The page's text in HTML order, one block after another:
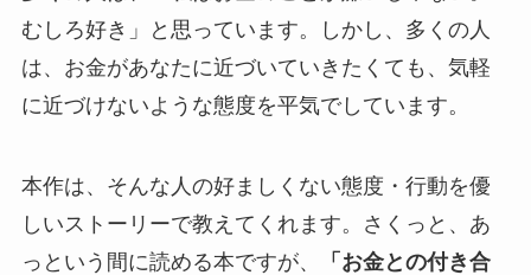
むしろ好き」と思っています。しかし、多くの人
は、お金があなたに近づいていきたくても、気軽
に近づけないような態度を平気でしています。
本作は、そんな人の好ましくない態度・行動を優
しいストーリーで教えてくれます。さくっと、あ
っという間に読める本ですが、
「お金との付き合